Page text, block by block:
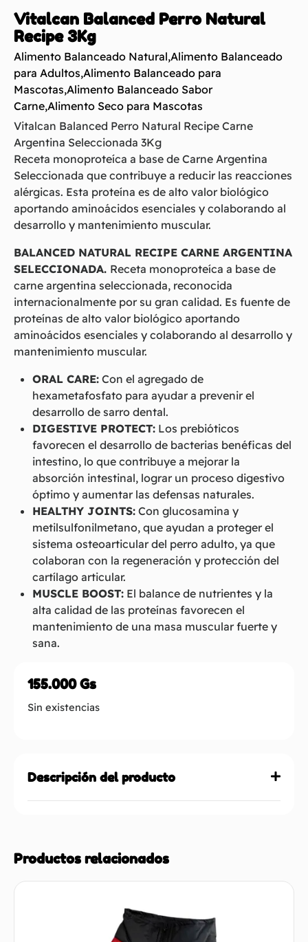
Vitalcan Balanced Perro Natural
Recipe 3Kg
Alimento Balanceado Natural,Alimento Balanceado
para Adultos,Alimento Balanceado para
Mascotas,Alimento Balanceado Sabor
Carne,Alimento Seco para Mascotas
Vitalcan Balanced Perro Natural Recipe Carne
Argentina Seleccionada 3Kg
Receta monoproteíca a base de Carne Argentina
Seleccionada que contribuye a reducir las reacciones
alérgicas. Esta proteína es de alto valor biológico
aportando aminoácidos esenciales y colaborando al
desarrollo y mantenimiento muscular.
BALANCED NATURAL RECIPE CARNE ARGENTINA
SELECCIONADA. Receta monoproteíca a base de
carne argentina seleccionada, reconocida
internacionalmente por su gran calidad. Es fuente de
proteínas de alto valor biológico aportando
aminoácidos esenciales y colaborando al desarrollo y
mantenimiento muscular.
ORAL CARE: Con el agregado de
hexametafosfato para ayudar a prevenir el
desarrollo de sarro dental.
DIGESTIVE PROTECT: Los prebióticos
favorecen el desarrollo de bacterias benéficas del
intestino, lo que contribuye a mejorar la
absorción intestinal, lograr un proceso digestivo
óptimo y aumentar las defensas naturales.
HEALTHY JOINTS: Con glucosamina y
metilsulfonilmetano, que ayudan a proteger el
sistema osteoarticular del perro adulto, ya que
colaboran con la regeneración y protección del
cartílago articular.
MUSCLE BOOST: El balance de nutrientes y la
alta calidad de las proteínas favorecen el
mantenimiento de una masa muscular fuerte y
sana.
155.000Gs
Sin existencias
Descripción del producto
Productos relacionados